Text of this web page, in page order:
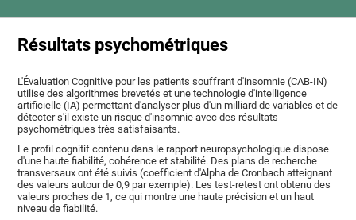
Résultats psychométriques
L'Évaluation Cognitive pour les patients souffrant d'insomnie (CAB-IN)
utilise des algorithmes brevetés et une technologie d'intelligence
artificielle (IA) permettant d'analyser plus d'un milliard de variables et de
détecter s'il existe un risque d'insomnie avec des résultats
psychométriques très satisfaisants.
Le profil cognitif contenu dans le rapport neuropsychologique dispose
d'une haute fiabilité, cohérence et stabilité. Des plans de recherche
transversaux ont été suivis (coefficient d'Alpha de Cronbach atteignant
des valeurs autour de 0,9 par exemple). Les test-retest ont obtenu des
valeurs proches de 1, ce qui montre une haute précision et un haut
niveau de fiabilité.